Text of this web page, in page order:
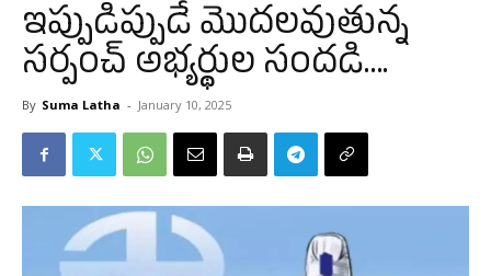
ఇప్పుడిప్పుడే మొదలవుతున్న
సర్పంచ్ అభ్యర్థుల సందడి….
By Suma Latha - January 10, 2025